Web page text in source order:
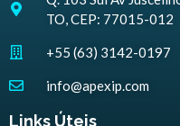
TO, CEP: 77015-012
+55 (63) 3142-0197
info@apexip.com
Links Úteis